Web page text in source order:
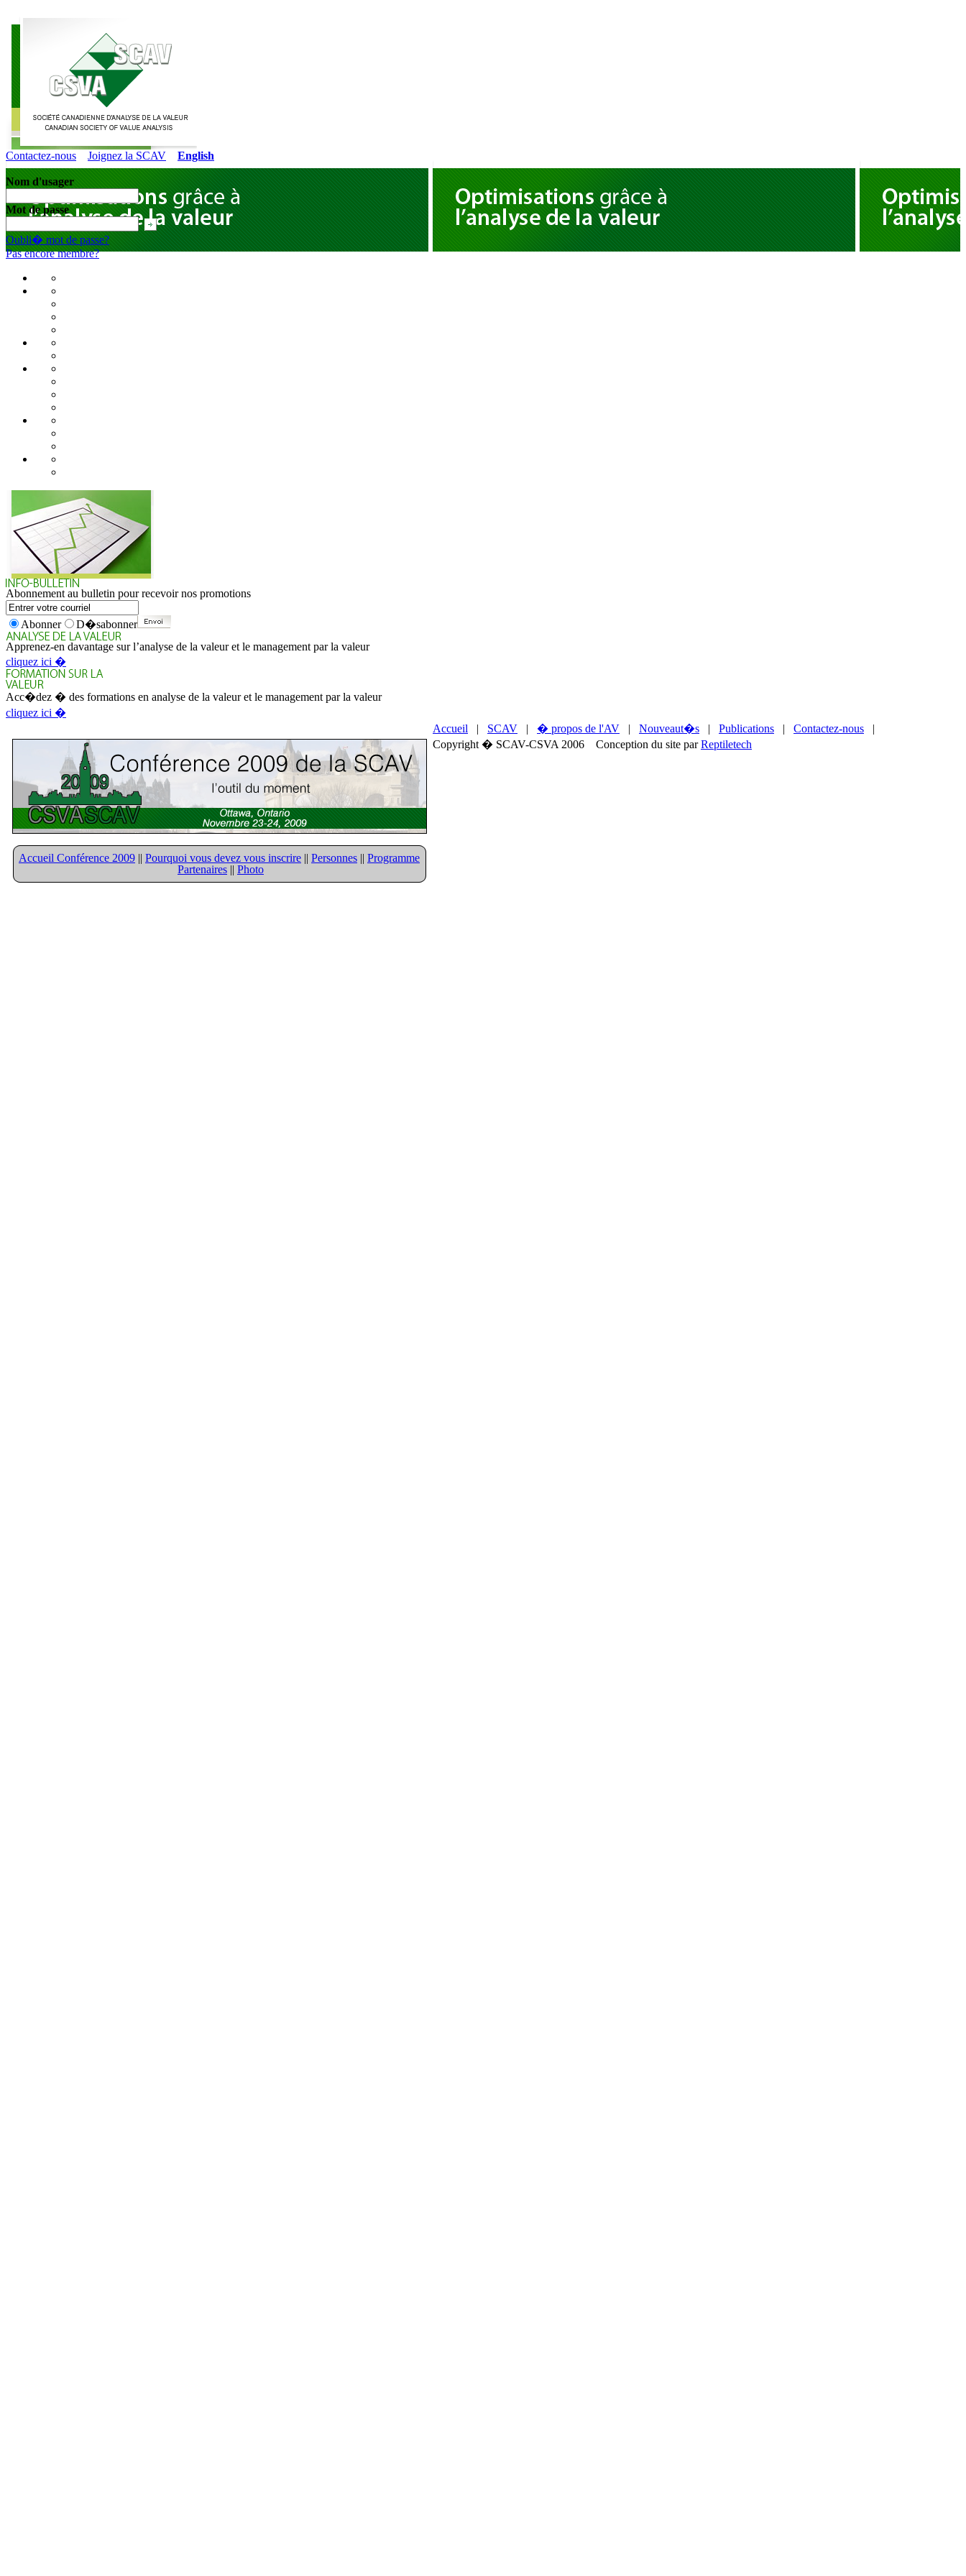
Contactez-nous Joignez la SCAV English
Nom d'usager
Mot de passe
Oubli� mot de passe?
Pas encore membre?
Abonnement au bulletin pour recevoir nos promotions
Abonner
D�sabonner
Apprenez-en davantage sur l’analyse de la valeur et le management par la valeur
cliquez ici �
Acc�dez � des formations en analyse de la valeur et le management par la valeur
cliquez ici �
Accueil Conférence 2009 || Pourquoi vous devez vous inscrire || Personnes || Programme
Partenaires || Photo
Accueil | SCAV | � propos de l'AV | Nouveaut�s | Publications | Contactez-nous |
Copyright � SCAV-CSVA 2006 Conception du site parReptiletech